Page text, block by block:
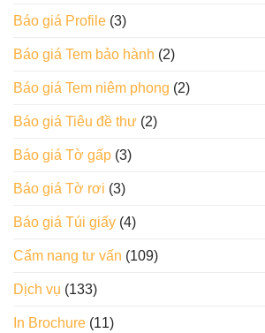
Báo giá Profile (3)
Báo giá Tem bảo hành (2)
Báo giá Tem niêm phong (2)
Báo giá Tiêu đề thư (2)
Báo giá Tờ gấp (3)
Báo giá Tờ rơi (3)
Báo giá Túi giấy (4)
Cẩm nang tư vấn (109)
Dịch vụ (133)
In Brochure (11)